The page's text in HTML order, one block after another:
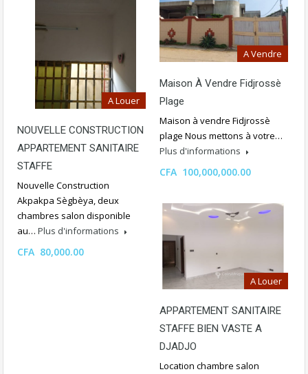
A Louer
NOUVELLE CONSTRUCTION
APPARTEMENT SANITAIRE
STAFFE
Nouvelle Construction
Akpakpa Sègbèya, deux
chambres salon disponible
au… Plus d'informations
CFA 80,000.00
A Vendre
Maison À Vendre Fidjrossè
Plage
Maison à vendre Fidjrossè
plage Nous mettons à votre…
Plus d'informations
CFA 100,000,000.00
A Louer
APPARTEMENT SANITAIRE
STAFFE BIEN VASTE A
DJADJO
Location chambre salon